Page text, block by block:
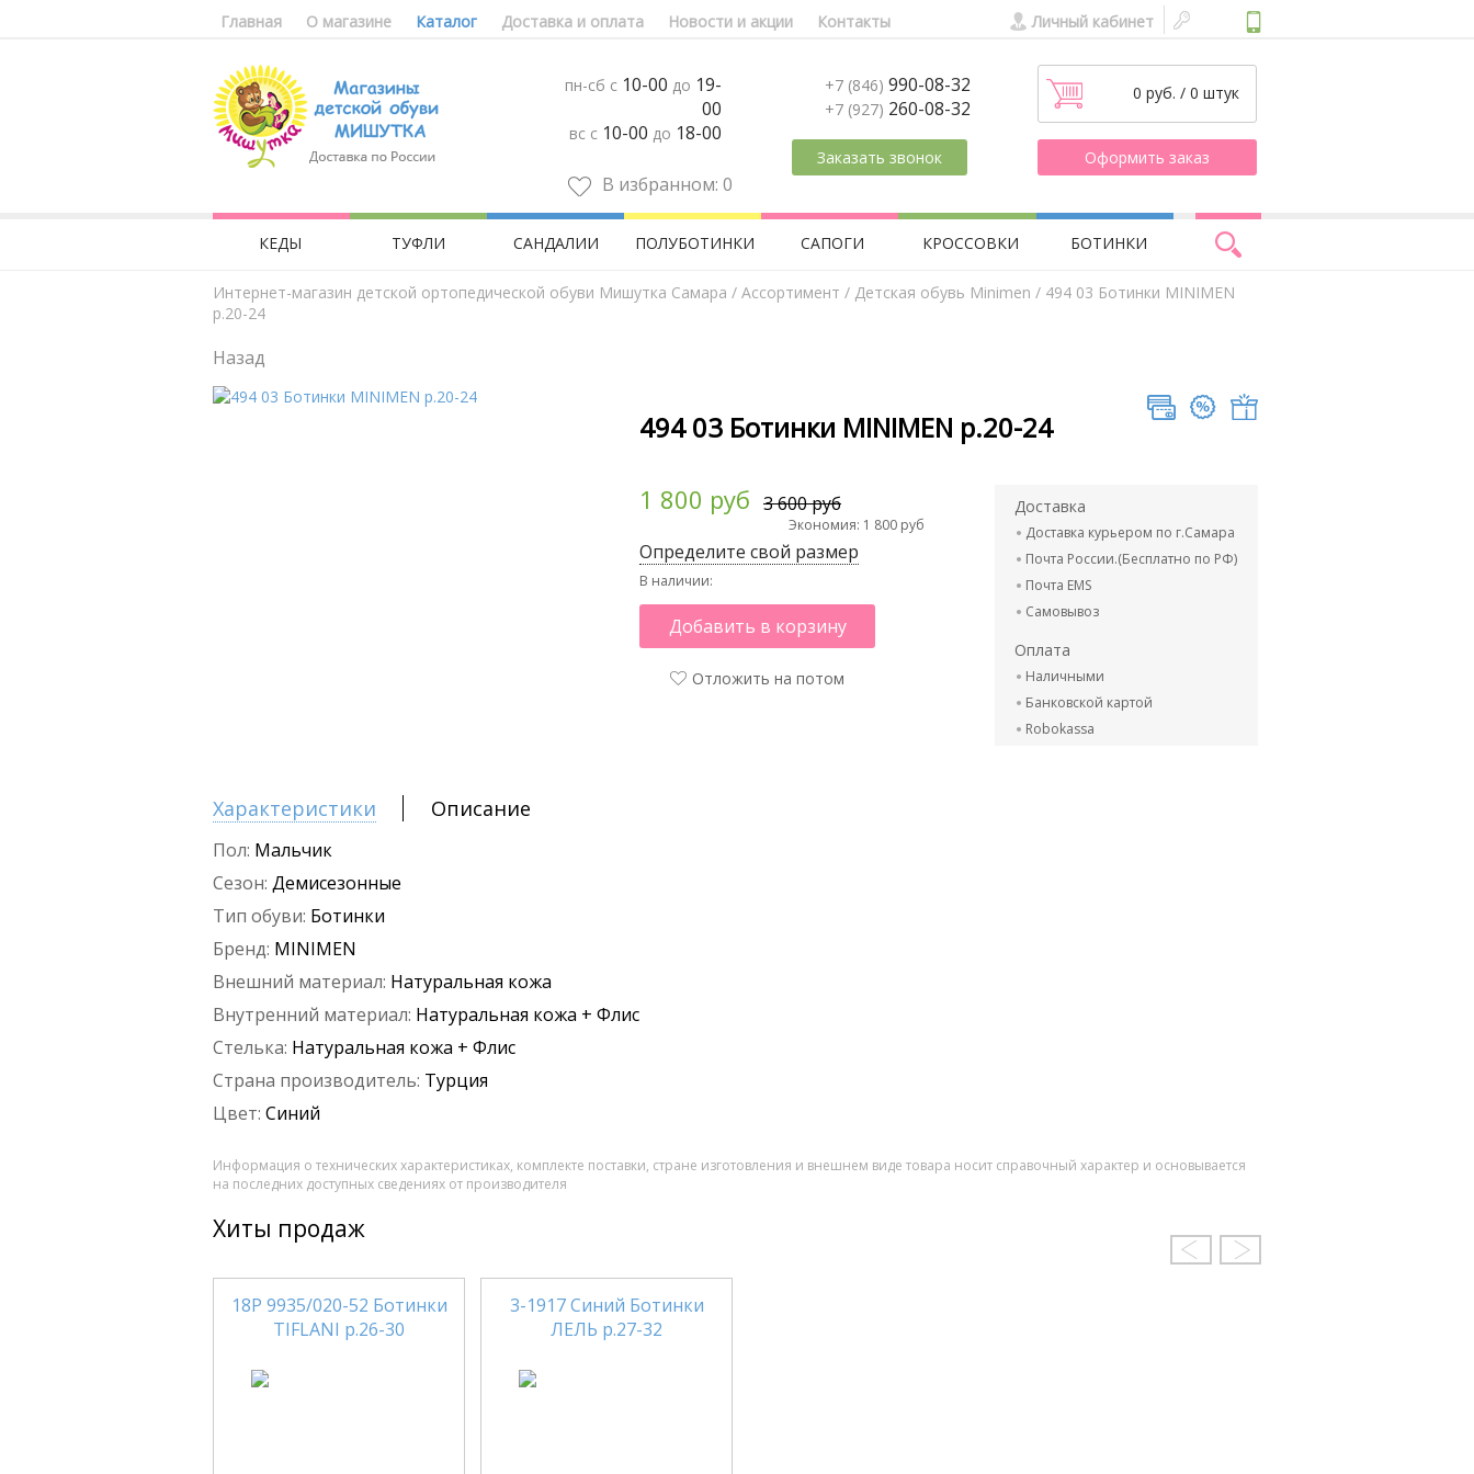
Главная О магазине Каталог Доставка и оплата Новости и акции Контакты Личный кабинет
пн-сб с 10-00 до 19-
00
вс с 10-00 до 18-00
В избранном: 0
+7 (846) 990-08-32
+7 (927) 260-08-32
Заказать звонок
0 руб. / 0 штук
Оформить заказ
КЕДЫ ТУФЛИ САНДАЛИИ ПОЛУБОТИНКИ САПОГИ КРОССОВКИ БОТИНКИ
Интернет-магазин детской ортопедической обуви Мишутка Самара / Aссортимент / Детская обувь Minimen / 494 03 Ботинки MINIMEN
р.20-24
Назад
494 03 Ботинки MINIMEN р.20-24
1 800 руб 3 600 руб
Экономия: 1 800 руб
Определите свой размер
В наличии:
Добавить в корзину
Отложить на потом
Доставка
Доставка курьером по г.Самара
Почта России.(Бесплатно по РФ)
Почта EMS
Самовывоз
Оплата
Наличными
Банковской картой
Robokassa
Характеристики Описание
Пол: Мальчик
Сезон: Демисезонные
Тип обуви: Ботинки
Бренд: MINIMEN
Внешний материал: Натуральная кожа
Внутренний материал: Натуральная кожа + Флис
Стелька: Натуральная кожа + Флис
Страна производитель: Турция
Цвет: Синий
Информация о технических характеристиках, комплекте поставки, стране изготовления и внешнем виде товара носит справочный характер и основывается
на последних доступных сведениях от производителя
Хиты продаж
18Р 9935/020-52 Ботинки
TIFLANI р.26-30
3-1917 Синий Ботинки
ЛЕЛЬ р.27-32